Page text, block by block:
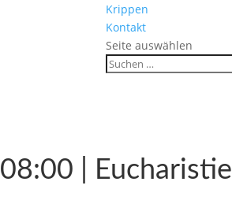
Krippen
Kontakt
Seite auswählen
08:00 | Eucharistie